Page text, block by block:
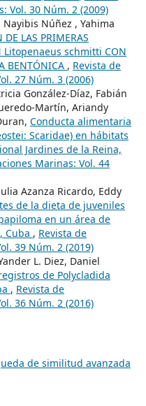
Vol. 30 Núm. 2 (2009)
Nayibis Núñez , Yahima
LAS PRIMERAS
Litopenaeus schmitti CON
BENTÓNICA , Revista de
27 Núm. 3 (2006)
González-Díaz, Fabián
Martín, Ariandy
Conducta alimentaria
Scaridae) en hábitats
Jardines de la Reina,
Marinas: Vol. 44
Azanza Ricardo, Eddy
de la dieta de juveniles
en un área de
Cuba , Revista de
39 Núm. 2 (2019)
L. Diez, Daniel
de Polycladida
, Revista de
36 Núm. 2 (2016)
de similitud avanzada